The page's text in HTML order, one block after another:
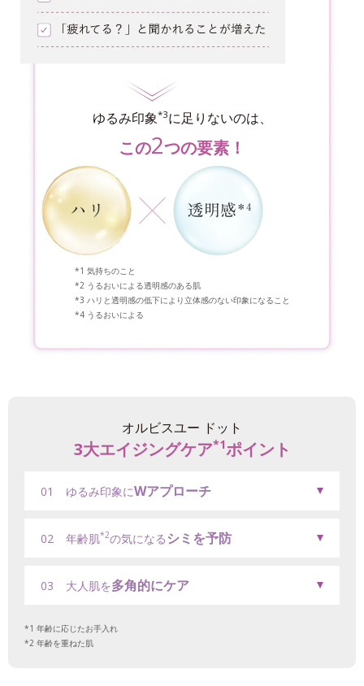
ゆるみ印象*3に足りないのは、
この2つの要素！
気持ちのこと
うるおいによる透明感のある肌
ハリと透明感の低下により立体感のない印象になること
うるおいによる
オルビスユー ドット
3大エイジングケア*1ポイント
01 ゆるみ印象にWアプローチ
02 年齢肌*2の気になる シミを予防
03 大人肌を多角的にケア
年齢に応じたお手入れ
年齢を重ねた肌